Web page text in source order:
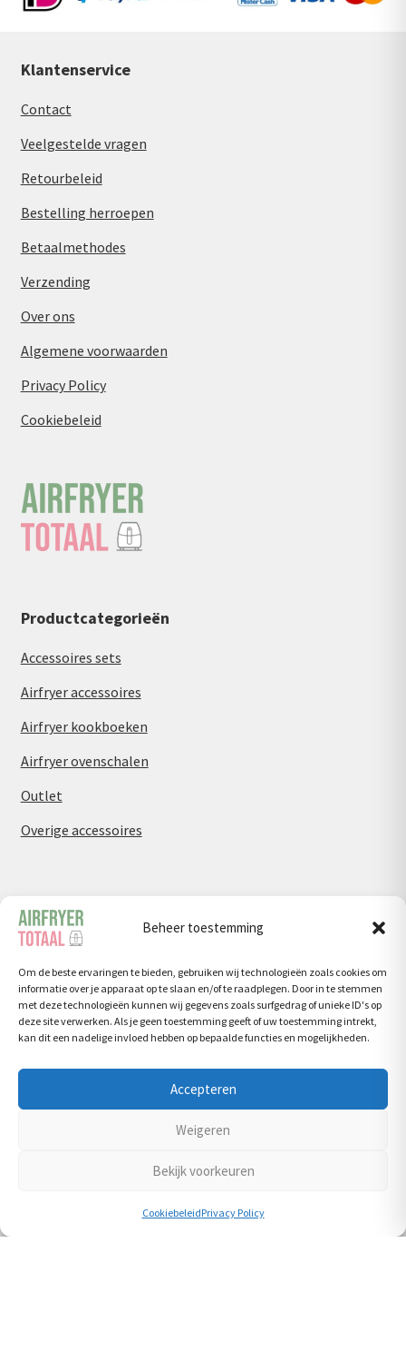
Beheer toestemming
Om de beste ervaringen te bieden, gebruiken wij technologieën zoals cookies om
informatie over je apparaat op te slaan en/of te raadplegen. Door in te stemmen
met deze technologieën kunnen wij gegevens zoals surfgedrag of unieke ID's op
deze site verwerken. Als je geen toestemming geeft of uw toestemming intrekt,
kan dit een nadelige invloed hebben op bepaalde functies en mogelijkheden.
Accepteren
Weigeren
Bekijk voorkeuren
CookiebeleidPrivacy Policy
Klantenservice
Contact
Veelgestelde vragen
Retourbeleid
Bestelling herroepen
Betaalmethodes
Verzending
Over ons
Algemene voorwaarden
Privacy Policy
Cookiebeleid
Productcategorieën
Accessoires sets
Airfryer accessoires
Airfryer kookboeken
Airfryer ovenschalen
Outlet
Overige accessoires
Airfryer recepten
Avond & Diner
Ontbijt & Lunch
Snacks